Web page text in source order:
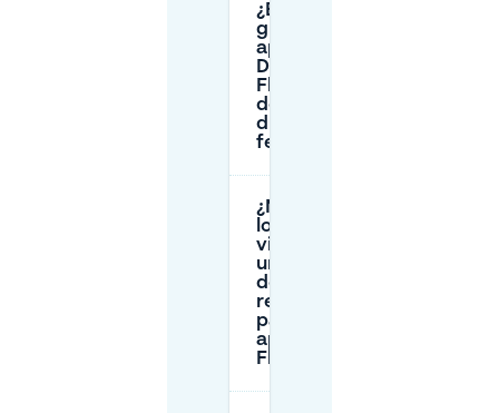
¿Es
gratuito
aparcar en
Düsseldorf-
Flehe los
domingos o
días
festivos?
¿Necesitan
los
visitantes
un permiso
de
residente
para
aparcar en
Flehe?